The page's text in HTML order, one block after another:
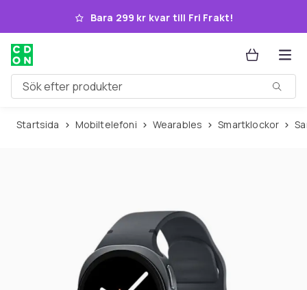
Hoppa till huvudinnehållet
Bara 299 kr kvar till Fri Frakt!
Sök efter produkter
Startsida Mobiltelefoni Wearables Smartklockor